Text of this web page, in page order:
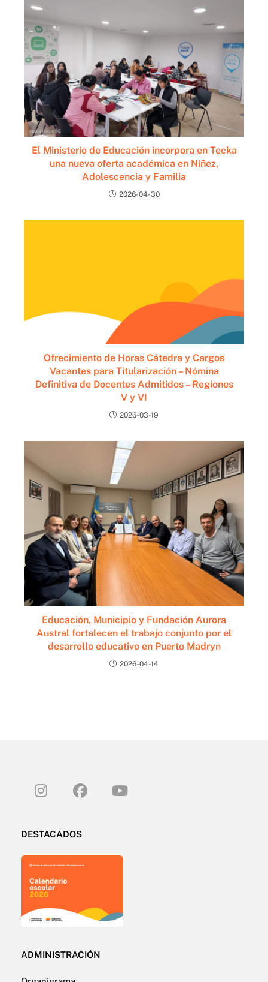
El Ministerio de Educación incorpora en Tecka
una nueva oferta académica en Niñez,
Adolescencia y Familia
2026-04-30
Ofrecimiento de Horas Cátedra y Cargos
Vacantes para Titularización – Nómina
Definitiva de Docentes Admitidos – Regiones
V y VI
2026-03-19
Educación, Municipio y Fundación Aurora
Austral fortalecen el trabajo conjunto por el
desarrollo educativo en Puerto Madryn
2026-04-14
DESTACADOS
ADMINISTRACIÓN